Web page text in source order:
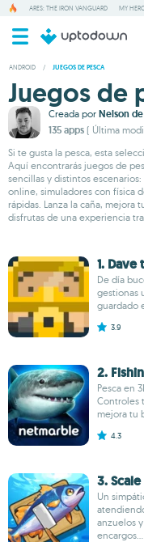
ARES: THE IRON VANGUARD MY
ANDROID / JUEGOS DE PESCA
Juegos de
Creada por Nelson
135 apps ( Última
Si te gusta la pesca, esta
Aquí encontrarás juegos de
sencillas y distintos
online, simuladores con física
rápidas. Lanza la caña, mejora
disfrutas de una experiencia
1. Dave
De día
gestionas
guardado
3.9
2.
Pesca en
Controles
mejora tu
4.3
3.
Un
anzuelos
encargos...